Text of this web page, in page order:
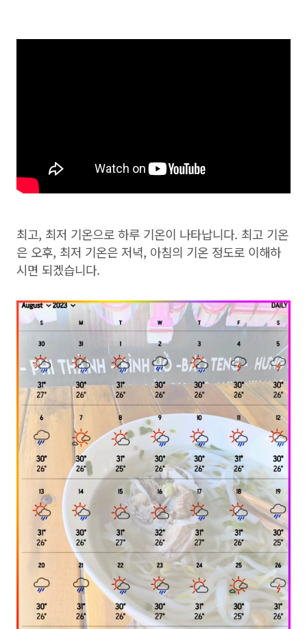
최고, 최저 기온으로 하루 기온이 나타납니다. 최고 기온
은 오후, 최저 기온은 저녁, 아침의 기온 정도로 이해하
시면 되겠습니다.